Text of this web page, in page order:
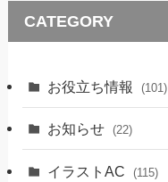
CATEGORY
お役立ち情報 (101)
お知らせ (22)
イラストAC (115)